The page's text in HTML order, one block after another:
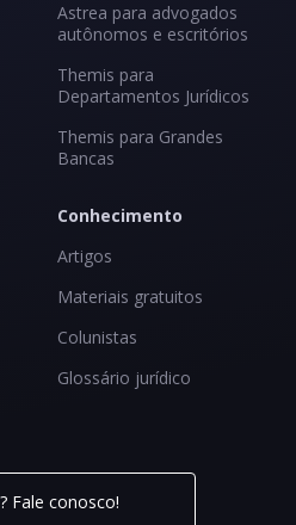
Astrea para advogados
autônomos e escritórios
Themis para
Departamentos Jurídicos
Themis para Grandes
Bancas
Conhecimento
Artigos
Materiais gratuitos
Colunistas
Glossário jurídico
Fale conosco!